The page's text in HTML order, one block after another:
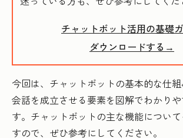
チャットボット活用の基礎
ダウンロードする→
今回は、チャットボットの基本的な仕組
会話を成立させる要素を図解でわかり
す。チャットボットの主な機能につい
すので、ぜひ参考にしてください。